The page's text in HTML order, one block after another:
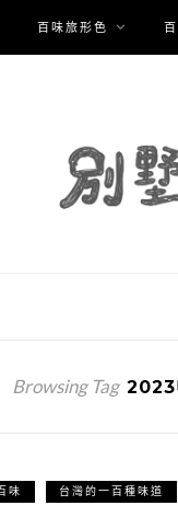
百味旅形色
Browsing Tag 2023
味 台灣的一百種味道